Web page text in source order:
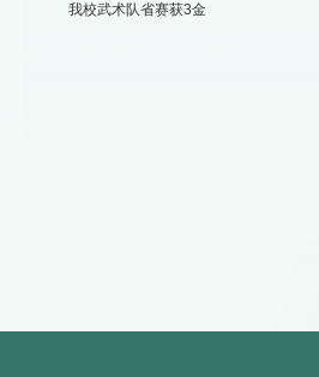
我校武术队省赛获3金